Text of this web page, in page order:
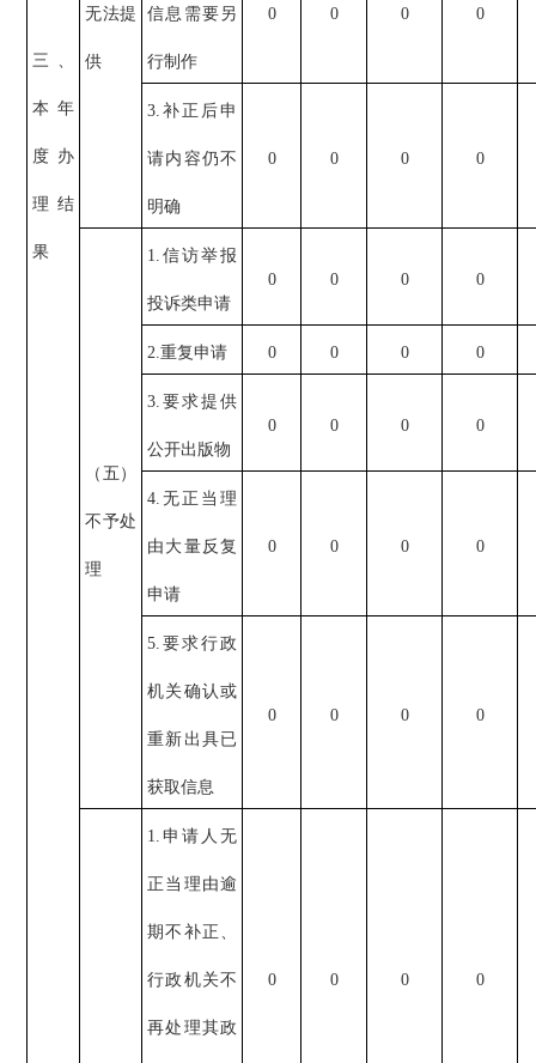
三、
本年
度办
理结
果
无法提
供
信息需要另
行制作
0 0 0 0
3.补正后申
请内容仍不
明确
0 0 0 0
（五）
不予处
理
1.信访举报
投诉类申请
0 0 0 0
2.重复申请 0 0 0 0
3.要求提供
公开出版物
0 0 0 0
4.无正当理
由大量反复
申请
0 0 0 0
5.要求行政
机关确认或
重新出具已
获取信息
0 0 0 0
1.申请人无
正当理由逾
期不补正、
行政机关不
再处理其政
0 0 0 0